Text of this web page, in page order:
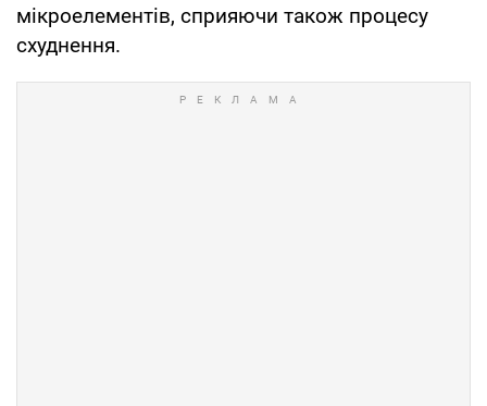
мікроелементів, сприяючи також процесу
схуднення.